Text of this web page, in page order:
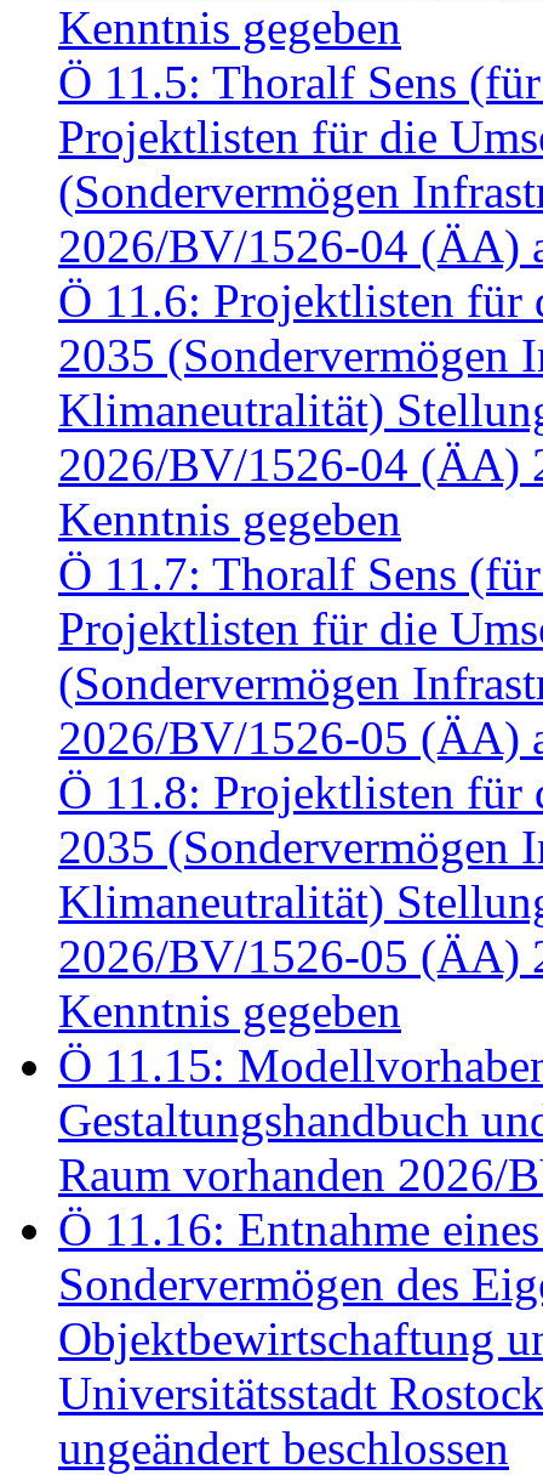
Kenntnis gegeben
Ö 11.5: Thoralf Sens
Projektlisten für die
(Sondervermögen
2026/BV/1526-04 (ÄA)
Ö 11.6: Projektlisten für
2035 (Sondervermögen
Klimaneutralität)
2026/BV/1526-04 (ÄA)
Kenntnis gegeben
Ö 11.7: Thoralf Sens
Projektlisten für die
(Sondervermögen
2026/BV/1526-05 (ÄA)
Ö 11.8: Projektlisten für
2035 (Sondervermögen
Klimaneutralität)
2026/BV/1526-05 (ÄA)
Kenntnis gegeben
Ö 11.15:
Gestaltungshandbuch
Raum vorhanden 2026/
Ö 11.16: Entnahme
Sondervermögen des
Objektbewirtschaftung
Universitätsstadt
ungeändert beschlossen